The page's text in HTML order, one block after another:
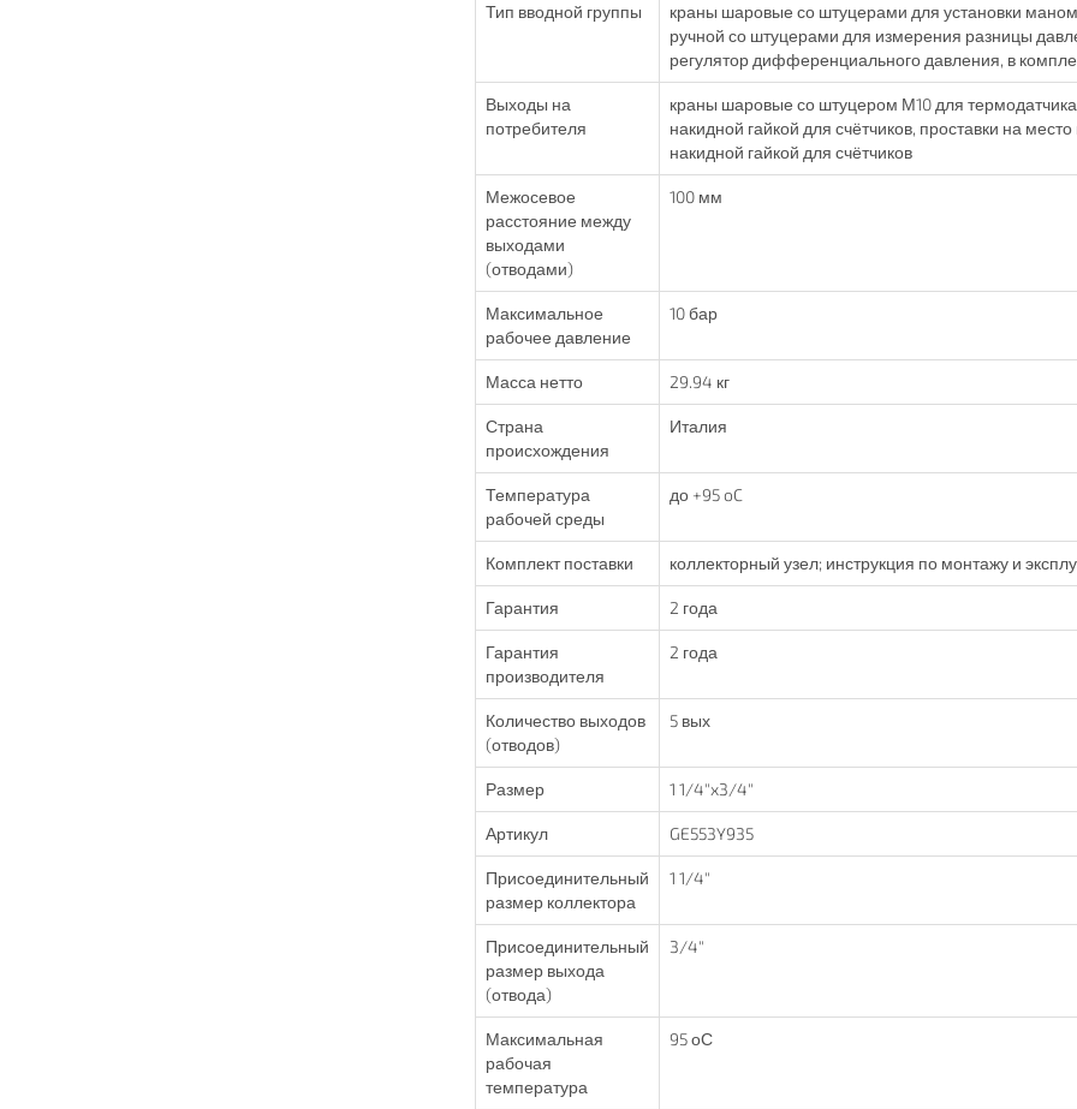
Тип вводной группы
краны шаровые со штуцерами для установки
ручной со штуцерами для измерения разницы
регулятор дифференциального давления, в
Выходы на
потребителя
краны шаровые со штуцером М10 для
накидной гайкой для счётчиков, проставки на
накидной гайкой для счётчиков
Межосевое
расстояние между
выходами
(отводами)
100 мм
Максимальное
рабочее давление
10 бар
Масса нетто 29.94 кг
Страна
происхождения
Италия
Температура
рабочей среды
до +95 oC
Комплект поставки коллекторный узел; инструкция по монтажу и
Гарантия 2 года
Гарантия
производителя
2 года
Количество выходов
(отводов)
5 вых
Размер 1 1/4"x3/4"
Артикул GE553Y935
Присоединительный
размер коллектора
1 1/4"
Присоединительный
размер выхода
(отвода)
3/4"
Максимальная
рабочая
температура
95 оС